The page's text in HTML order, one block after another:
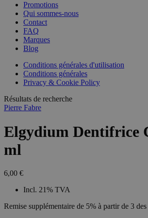
Promotions
Qui sommes-nous
Contact
FAQ
Marques
Blog
Conditions générales d'utilisation
Conditions générales
Privacy & Cookie Policy
Résultats de recherche
Pierre Fabre
Elgydium Dentifrice
ml
6,00 €
Incl. 21% TVA
Remise supplémentaire de 5% à partir de 3